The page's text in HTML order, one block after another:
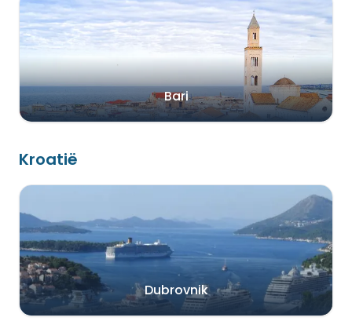
Bari
Kroatië
Dubrovnik